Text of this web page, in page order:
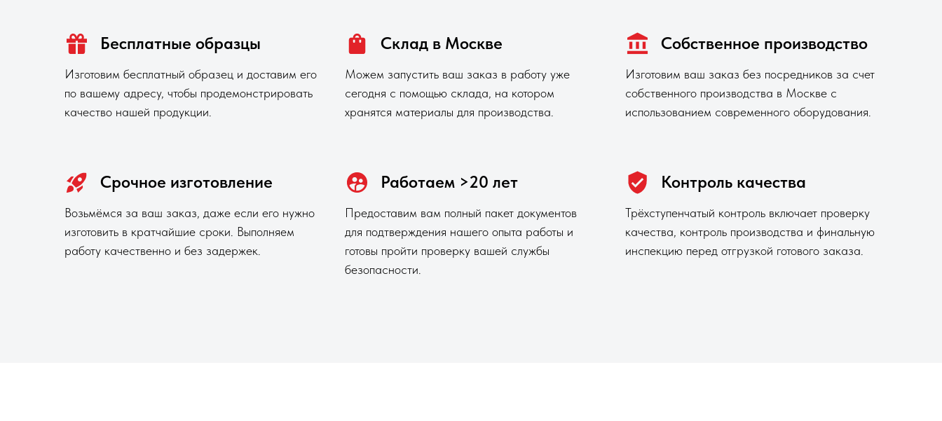
Бесплатные образцы
Изготовим бесплатный образец и доставим его
по вашему адресу, чтобы продемонстрировать
качество нашей продукции.
Склад в Москве
Можем запустить ваш заказ в работу уже
сегодня с помощью склада, на котором
хранятся материалы для производства.
Собственное производство
Изготовим ваш заказ без посредников за счет
собственного производства в Москве с
использованием современного оборудования.
Срочное изготовление
Возьмёмся за ваш заказ, даже если его нужно
изготовить в кратчайшие сроки. Выполняем
работу качественно и без задержек.
Работаем >20 лет
Предоставим вам полный пакет документов
для подтверждения нашего опыта работы и
готовы пройти проверку вашей службы
безопасности.
Контроль качества
Трёхступенчатый контроль включает проверку
качества, контроль производства и финальную
инспекцию перед отгрузкой готового заказа.